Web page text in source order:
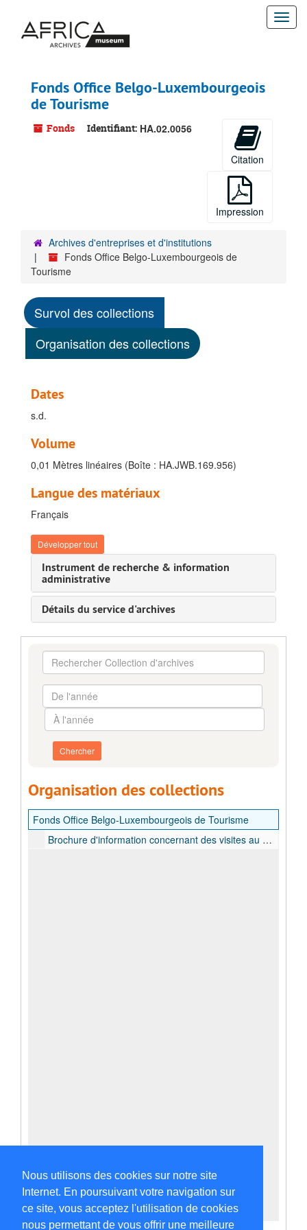
Nous utilisons des cookies sur notre site
Internet. En poursuivant votre navigation sur
ce site, vous acceptez l'utilisation de cookies
nous permettant de vous offrir une meilleure
contenu
Fonds Office Belgo-Luxembourgeois
de Tourisme
Fonds Identifiant: HA.02.0056
Citation
Impression
Archives d'entreprises et d'institutions
Fonds Office Belgo-Luxembourgeois de
Tourisme
Survol des collections
Organisation des collections
Dates
s.d.
Volume
0,01 Mètres linéaires (Boîte : HA.JWB.169.956)
Langue des matériaux
Français
Développer tout
Instrument de recherche & information
administrative
Détails du service d'archives
Rechercher
Collection
d'archives
De
l'année
À
l'année
Organisation des collections
Fonds Office Belgo-Luxembourgeois de Tourisme
Brochure d'information concernant des visites au Congo belge, s.d.